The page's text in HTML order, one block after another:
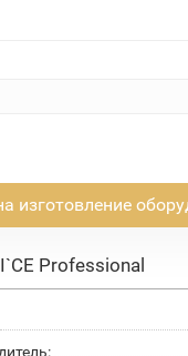
изготовление
Professional